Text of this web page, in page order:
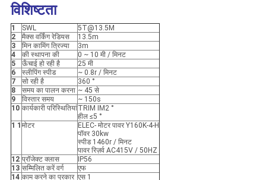
विशिष्टता
1 SWL
5T@13.5M
2
मैक्स वर्किंग रेडियस
13.5m
3
मिन कामिंग त्रिज्या
3m
4
की स्थापना की
0 ~ 10 मी / मिनट
5
ऊँचाई हो रही है
25 मी
6
स्लीपिंग स्पीड
~ 0.8r / मिनट
7
सो रही है
360 °
8
समय का पालन करना ~ 45 से
9
विस्तार समय
~ 150s
10 कार्यकारी परिस्थितियांTRIM IM2 °
हील ≤5 °
1 1 मोटर
ELEC- मोटर पावर Y160K-4-H
पॉवर 30kw
स्पीड 1460r / मिनट
पावर रिज़र्व AC415V / 50HZ
12 प्रॉजेक्ट क्लास
IP56
13 सम्मिलित करें वर्ग
एफ
14 काम करने का प्रकार एस 1